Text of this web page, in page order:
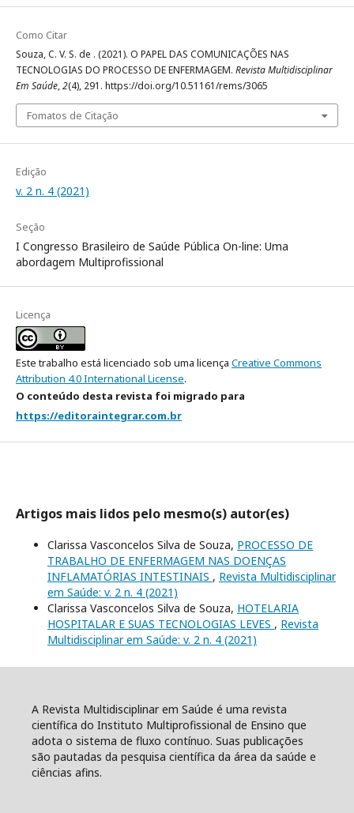
Como Citar
Souza, C. V. S. de . (2021). O PAPEL DAS COMUNICAÇÕES NAS
TECNOLOGIAS DO PROCESSO DE ENFERMAGEM. Revista Multidisciplinar
Em Saúde,2(4), 291. https://doi.org/10.51161/rems/3065
Fomatos de Citação
Edição
v. 2 n. 4 (2021)
Seção
I Congresso Brasileiro de Saúde Pública On-line: Uma
abordagem Multiprofissional
Licença
Este trabalho está licenciado sob uma licença Creative Commons
Attribution 4.0 International License.
O conteúdo desta revista foi migrado para
https://editoraintegrar.com.br
Artigos mais lidos pelo mesmo(s) autor(es)
Clarissa Vasconcelos Silva de Souza, PROCESSO DE
TRABALHO DE ENFERMAGEM NAS DOENÇAS
INFLAMATÓRIAS INTESTINAIS , Revista Multidisciplinar
em Saúde: v. 2 n. 4 (2021)
Clarissa Vasconcelos Silva de Souza, HOTELARIA
HOSPITALAR E SUAS TECNOLOGIAS LEVES , Revista
Multidisciplinar em Saúde: v. 2 n. 4 (2021)
A Revista Multidisciplinar em Saúde é uma revista
científica do Instituto Multiprofissional de Ensino que
adota o sistema de fluxo contínuo. Suas publicações
são pautadas da pesquisa científica da área da saúde e
ciências afins.